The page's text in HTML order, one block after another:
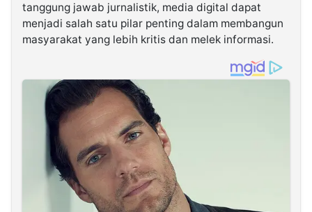
tanggung jawab jurnalistik, media digital dapat
menjadi salah satu pilar penting dalam membangun
masyarakat yang lebih kritis dan melek informasi.